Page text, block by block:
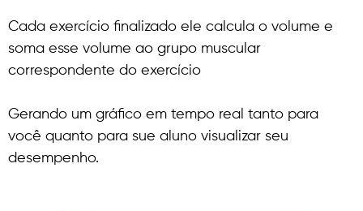
Cada exercício finalizado ele calcula o volume e
soma esse volume ao grupo muscular
correspondente do exercício
Gerando um gráfico em tempo real tanto para
você quanto para sue aluno visualizar seu
desempenho.